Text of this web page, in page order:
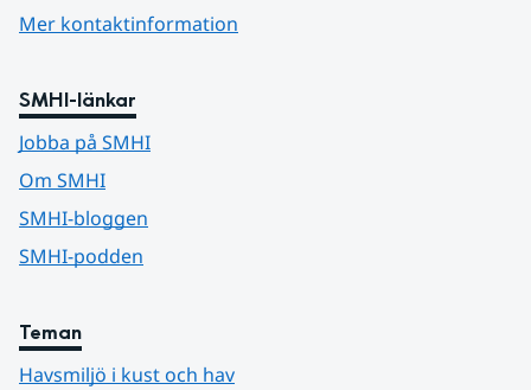
Mer kontaktinformation
SMHI-länkar
Jobba på SMHI
Om SMHI
SMHI-bloggen
SMHI-podden
Teman
Havsmiljö i kust och hav